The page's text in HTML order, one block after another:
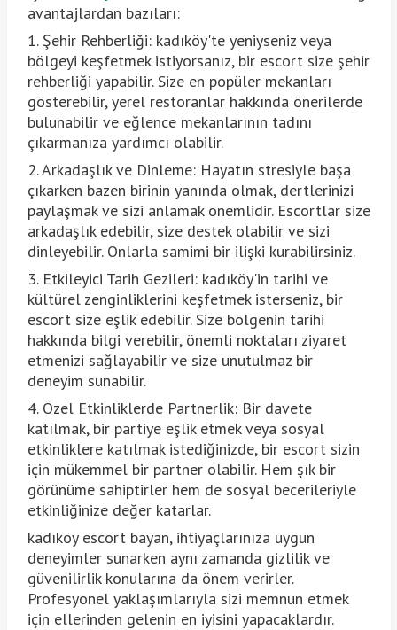
avantajlardan bazıları:
1. Şehir Rehberliği: kadıköy'te yeniyseniz veya
bölgeyi keşfetmek istiyorsanız, bir escort size şehir
rehberliği yapabilir. Size en popüler mekanları
gösterebilir, yerel restoranlar hakkında önerilerde
bulunabilir ve eğlence mekanlarının tadını
çıkarmanıza yardımcı olabilir.
2. Arkadaşlık ve Dinleme: Hayatın stresiyle başa
çıkarken bazen birinin yanında olmak, dertlerinizi
paylaşmak ve sizi anlamak önemlidir. Escortlar size
arkadaşlık edebilir, size destek olabilir ve sizi
dinleyebilir. Onlarla samimi bir ilişki kurabilirsiniz.
3. Etkileyici Tarih Gezileri: kadıköy'in tarihi ve
kültürel zenginliklerini keşfetmek isterseniz, bir
escort size eşlik edebilir. Size bölgenin tarihi
hakkında bilgi verebilir, önemli noktaları ziyaret
etmenizi sağlayabilir ve size unutulmaz bir
deneyim sunabilir.
4. Özel Etkinliklerde Partnerlik: Bir davete
katılmak, bir partiye eşlik etmek veya sosyal
etkinliklere katılmak istediğinizde, bir escort sizin
için mükemmel bir partner olabilir. Hem şık bir
görünüme sahiptirler hem de sosyal becerileriyle
etkinliğinize değer katarlar.
kadıköy escort bayan, ihtiyaçlarınıza uygun
deneyimler sunarken aynı zamanda gizlilik ve
güvenilirlik konularına da önem verirler.
Profesyonel yaklaşımlarıyla sizi memnun etmek
için ellerinden gelenin en iyisini yapacaklardır.